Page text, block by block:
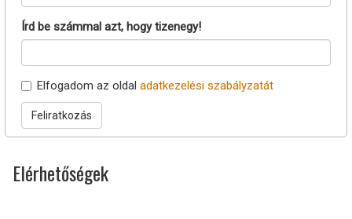
Írd be számmal azt, hogy tizenegy!
Elfogadom az oldal adatkezelési szabályzatát
Feliratkozás
Elérhetőségek